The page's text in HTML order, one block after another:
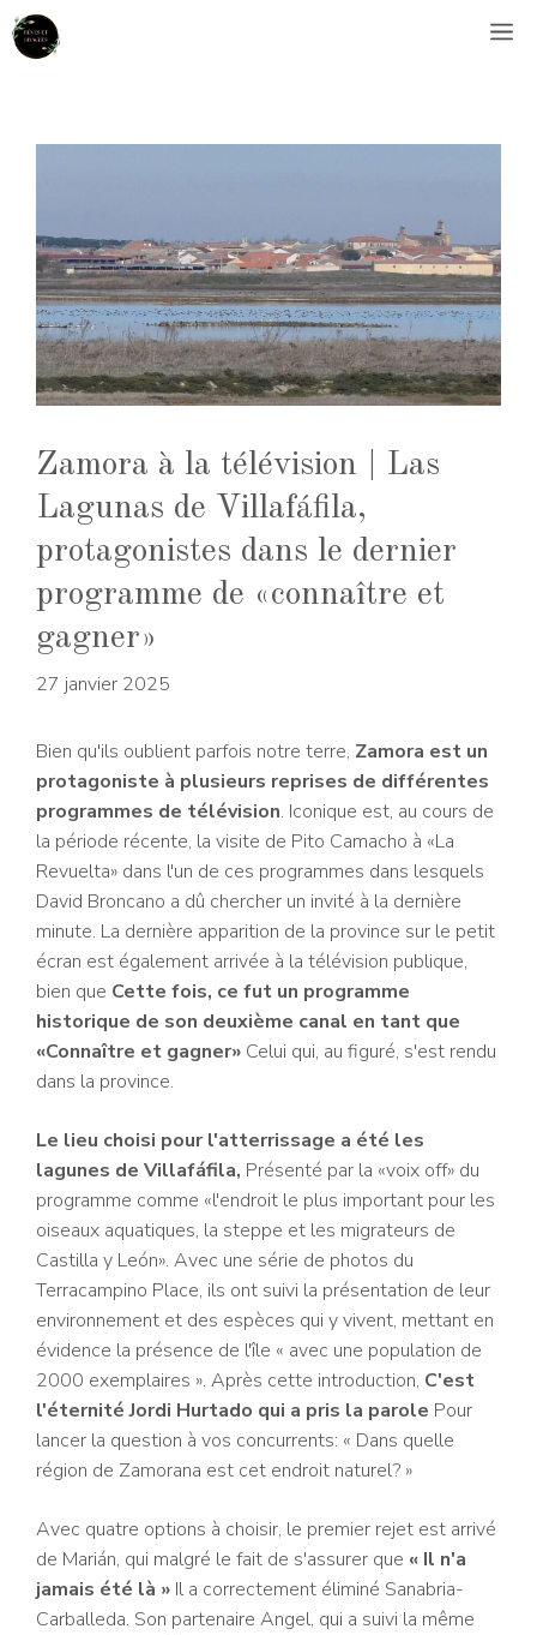
Aller
au
Zamora à la télévision | Las
Lagunas de Villafáfila,
protagonistes dans le dernier
programme de «connaître et
gagner»
27 janvier 2025
Bien qu'ils oublient parfois notre terre, Zamora est un
protagoniste à plusieurs reprises de différentes
programmes de télévision. Iconique est, au cours de
la période récente, la visite de Pito Camacho à «La
Revuelta» dans l'un de ces programmes dans lesquels
David Broncano a dû chercher un invité à la dernière
minute. La dernière apparition de la province sur le petit
écran est également arrivée à la télévision publique,
bien que Cette fois, ce fut un programme
historique de son deuxième canal en tant que
«Connaître et gagner» Celui qui, au figuré, s'est rendu
dans la province.
Le lieu choisi pour l'atterrissage a été les
lagunes de Villafáfila, Présenté par la «voix off» du
programme comme «l'endroit le plus important pour les
oiseaux aquatiques, la steppe et les migrateurs de
Castilla y León». Avec une série de photos du
Terracampino Place, ils ont suivi la présentation de leur
environnement et des espèces qui y vivent, mettant en
évidence la présence de l'île « avec une population de
2000 exemplaires ». Après cette introduction, C'est
l'éternité Jordi Hurtado qui a pris la parole Pour
lancer la question à vos concurrents: « Dans quelle
région de Zamorana est cet endroit naturel? »
Avec quatre options à choisir, le premier rejet est arrivé
de Marián, qui malgré le fait de s'assurer que « Il n'a
jamais été là » Il a correctement éliminé Sanabria-
Carballeda. Son partenaire Angel, qui a suivi la même